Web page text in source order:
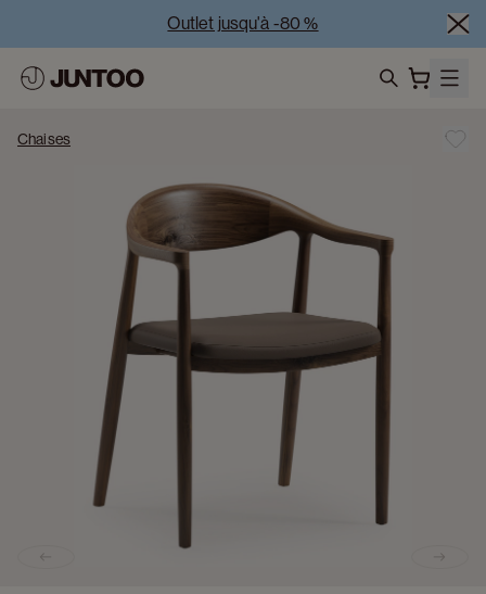
Outlet jusqu'à -80 %
Liquidation des modèles d'exposition – Visitez nos
showrooms
Vente Conjointe -50% à l’achat de minimum 2 meubles
Chaises